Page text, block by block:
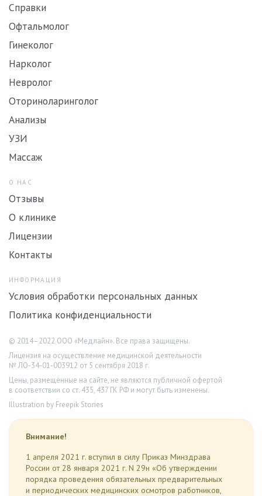
Справки
Офтальмолог
Гинеколог
Нарколог
Невролог
Оториноларинголог
Анализы
УЗИ
Массаж
О НАС
Отзывы
О клинике
Лицензии
Контакты
ИНФОРМАЦИЯ
Условия обработки персональных данных
Политика конфиденциальности
© 2014–2022 ООО «Медлайн». Все права защищены.
Лицензия на осуществление медицинской деятельности
№ ЛО‑34‑01‑003912 от 5 сентября 2018 г.
Цены, размещённые на сайте, не являются публичной офертой
в соответствии со ст. 435, 437 ГК РФ и могут быть изменены.
Illustration by Freepik Stories
Внимание!
1 апреля 2021 г. вступил в силу Приказ Минздрава
России от 28 января 2021 г. N 29н «Об утверждении
порядка проведения обязательных предварительных
и периодических медицинских осмотров работников,